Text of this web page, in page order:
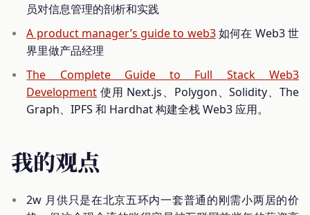
员对信息管理的剖析和实践
A product manager’s guide to web3如何在 Web3 世
界里做产品经理
The Complete Guide to Full Stack Web3
Development 使用 Next.js、Polygon、Solidity、The
Graph、IPFS 和 Hardhat 构建全栈 Web3 应用。
我的观点
2w 月供只是在北京五环内一套普通的刚需小两居的价